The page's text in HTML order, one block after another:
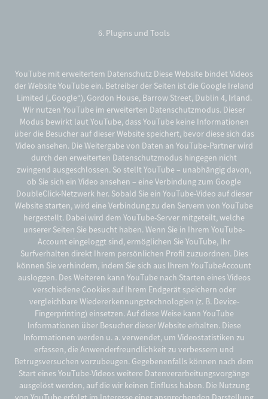
6. Plugins und Tools
YouTube mit erweitertem Datenschutz Diese Website bindet Videos
der Website YouTube ein. Betreiber der Seiten ist die Google Ireland
Limited („Google“), Gordon House, Barrow Street, Dublin 4, Irland.
Wir nutzen YouTube im erweiterten Datenschutzmodus. Dieser
Modus bewirkt laut YouTube, dass YouTube keine Informationen
über die Besucher auf dieser Website speichert, bevor diese sich das
Video ansehen. Die Weitergabe von Daten an YouTube-Partner wird
durch den erweiterten Datenschutzmodus hingegen nicht
zwingend ausgeschlossen. So stellt YouTube – unabhängig davon,
ob Sie sich ein Video ansehen – eine Verbindung zum Google
DoubleClick-Netzwerk her. Sobald Sie ein YouTube-Video auf dieser
Website starten, wird eine Verbindung zu den Servern von YouTube
hergestellt. Dabei wird dem YouTube-Server mitgeteilt, welche
unserer Seiten Sie besucht haben. Wenn Sie in Ihrem YouTube-
Account eingeloggt sind, ermöglichen Sie YouTube, Ihr
Surfverhalten direkt Ihrem persönlichen Profil zuzuordnen. Dies
können Sie verhindern, indem Sie sich aus Ihrem YouTubeAccount
ausloggen. Des Weiteren kann YouTube nach Starten eines Videos
verschiedene Cookies auf Ihrem Endgerät speichern oder
vergleichbare Wiedererkennungstechnologien (z. B. Device-
Fingerprinting) einsetzen. Auf diese Weise kann YouTube
Informationen über Besucher dieser Website erhalten. Diese
Informationen werden u. a. verwendet, um Videostatistiken zu
erfassen, die Anwenderfreundlichkeit zu verbessern und
Betrugsversuchen vorzubeugen. Gegebenenfalls können nach dem
Start eines YouTube-Videos weitere Datenverarbeitungsvorgänge
ausgelöst werden, auf die wir keinen Einfluss haben. Die Nutzung